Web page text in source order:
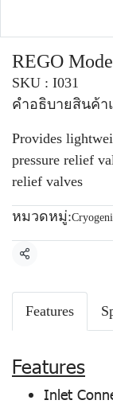
REGO
SKU : I031
คำอธิบายสินค้า
Provides
pressure relief
relief valves
หมวดหมู่:
แชร์
Features
Features
Inlet